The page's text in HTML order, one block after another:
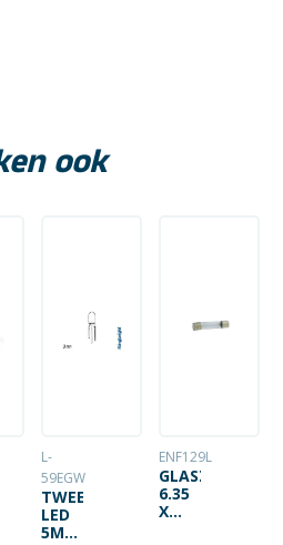
ook
L-
59EGW
TWEEKLEURIGE
LED
5MM
ENF129L
GLASZEKERING
6.35
X